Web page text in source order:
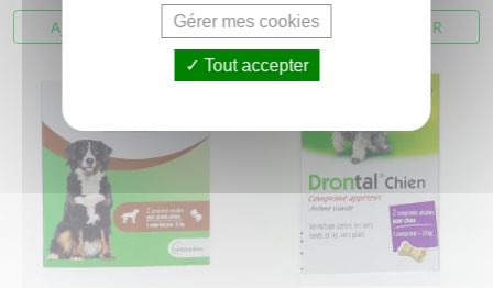
AJOUTER AU PANIER AJOUTER AU PANIER
Gérer mes cookies
Tout accepter